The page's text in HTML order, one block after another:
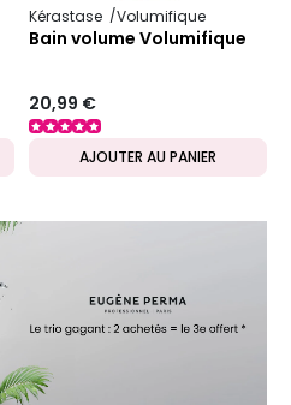
Kérastase Volumifique
Bain volume Volumifique
20,99 €
AJOUTER AU PANIER